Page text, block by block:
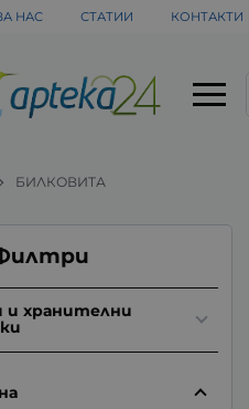
НАС СТАТИИ КОНТАКТИ
БИЛКОВИТА
и хранителни